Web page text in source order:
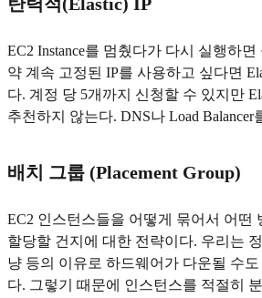
EC2 Instance를 멈췄다가 다시 실행하
약 계속 고정된 IP를 사용하고 싶다면
다. 계정 당 5개까지 신청할 수 있지만
추천하지 않는다. DNS나 Load
배치 그룹 (Placement Group)
EC2 인스턴스들을 어떻게 묶어서 어떤
할당할 건지에 대한 전략이다. 우리는
냥 등의 이유로 하드웨어가 다운될 수
다. 그렇기 때문에 인스턴스를 적절히